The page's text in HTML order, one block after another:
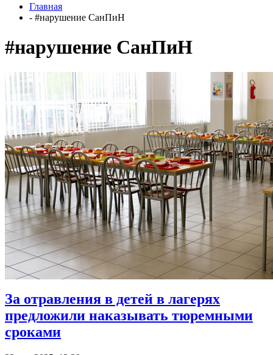
Главная
- #нарушение СанПиН
#нарушение СанПиН
За отравления в детей в лагерях
предложили наказывать тюремными
сроками